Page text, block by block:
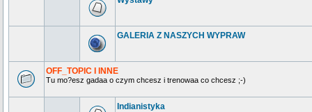
GALERIA Z NASZYCH WYPRAW
OFF_TOPIC I INNE
Tu mo?esz gadaa o czym chcesz i trenowaa co chcesz ;-)
Indianistyka